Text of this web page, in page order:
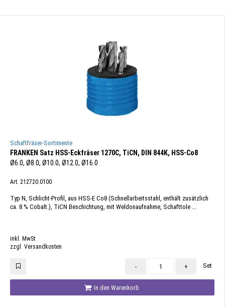
Schaftfräser-Sortimente
FRANKEN Satz HSS-Eckfräser 1270C, TiCN, DIN 844K, HSS-Co8
Ø6.0, Ø8.0, Ø10.0, Ø12.0, Ø16.0
Art. 212720.0100
Typ N, Schlicht-Profil, aus HSS-E Co8 (Schnellarbeitsstahl, enthält zusätzlich
ca. 8 % Cobalt.), TiCN Beschichtung, mit Weldonaufnahme, Schafttole ...
inkl. MwSt
zzgl. Versandkosten
- + Set
In den Warenkorb